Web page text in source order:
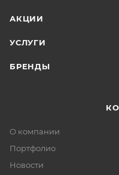
АКЦИИ
УСЛУГИ
БРЕНДЫ
О компании
Портфолио
Новости